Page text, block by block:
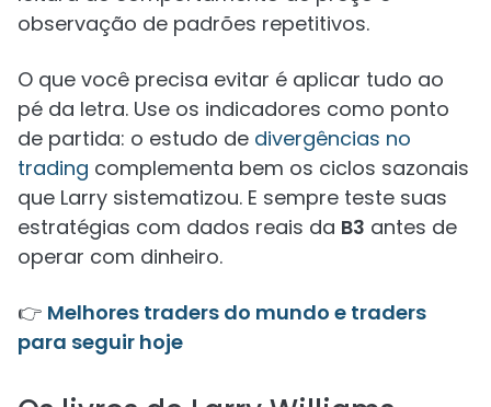
observação de padrões repetitivos.
O que você precisa evitar é aplicar tudo ao
pé da letra. Use os indicadores como ponto
de partida: o estudo de divergências no
trading complementa bem os ciclos sazonais
que Larry sistematizou. E sempre teste suas
estratégias com dados reais da B3 antes de
operar com dinheiro.
👉 Melhores traders do mundo e traders
para seguir hoje